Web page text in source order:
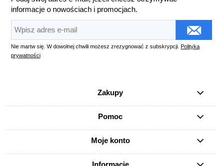
informacje o nowościach i promocjach.
Nie martw się. W dowolnej chwili możesz zrezygnować z subskrypcji. Polityka
prywatności
Zakupy
Pomoc
Moje konto